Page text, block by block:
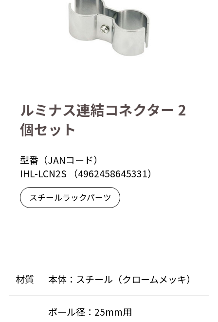
ルミナス連結コネクター 2
個セット
型番（JANコード）
IHL-LCN2S （4962458645331）
スチールラックパーツ
材質 本体：スチール（クロームメッキ）
ポール径：25mm用